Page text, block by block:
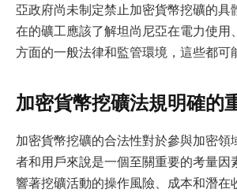
亞政府尚未制定禁止加密貨幣挖礦的具
在的礦工應該了解坦尚尼亞在電力使用
方面的一般法律和監管環境，這些都可
加密貨幣挖礦法規明確的
加密貨幣挖礦的合法性對於參與加密領
者和用戶來說是一個至關重要的考量因
響著挖礦活動的操作風險、成本和潛在